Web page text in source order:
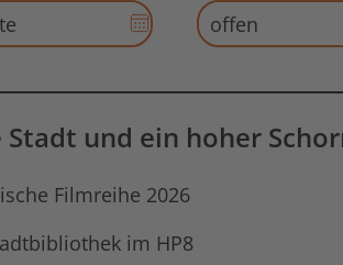
Datums-
Auswahl
Startdatum
Stadt und ein hoher
Filmreihe 2026
im HP8